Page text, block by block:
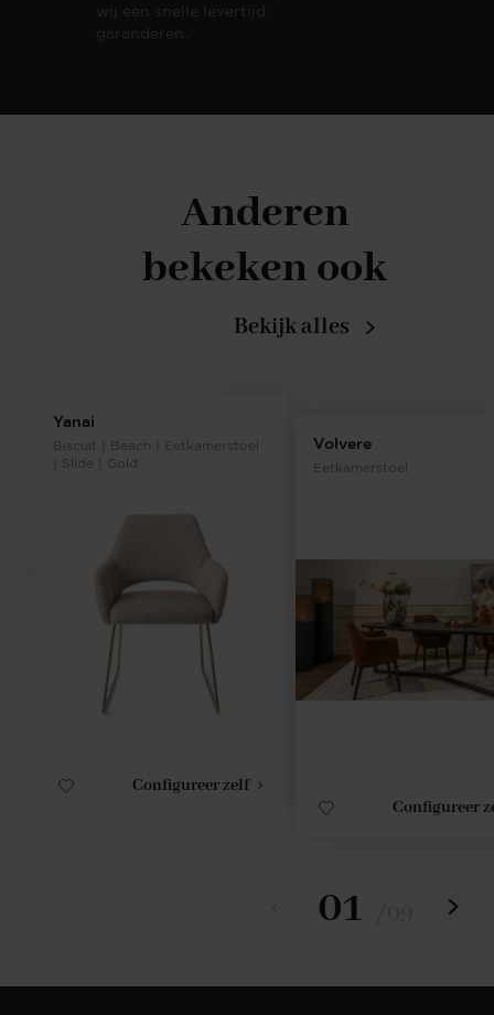
wij een snelle levertijd
garanderen.
Yanai
Biscuit | Beach | Eetkamerstoel
| Slide | Gold
Configureer zelf
Volvere
Eetkamerstoel
Configureer
Anderen
bekeken ook
Bekijk alles
01